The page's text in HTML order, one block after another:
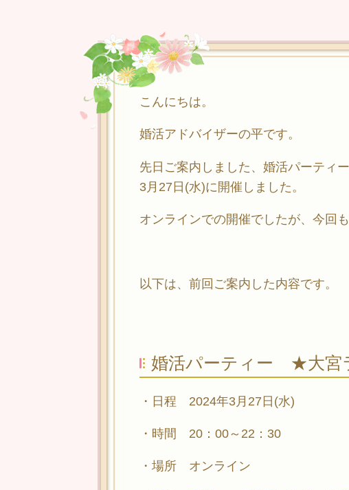
こんにちは。
婚活アドバイザーの平です。
先日ご案内しました、婚活パーティ
3月27日(水)に開催しました。
オンラインでの開催でしたが、今回
以下は、前回ご案内した内容です。
婚活パーティー ★大宮
・日程 2024年3月27日(水)
・時間 20：00～22：30
・場所 オンライン